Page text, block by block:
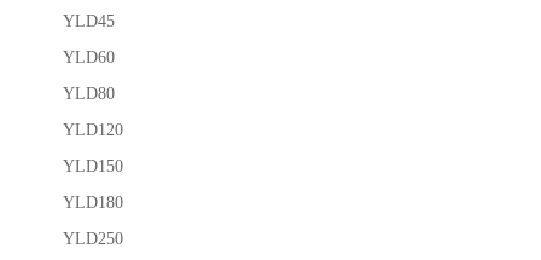
YLD45
YLD60
YLD80
YLD120
YLD150
YLD180
YLD250